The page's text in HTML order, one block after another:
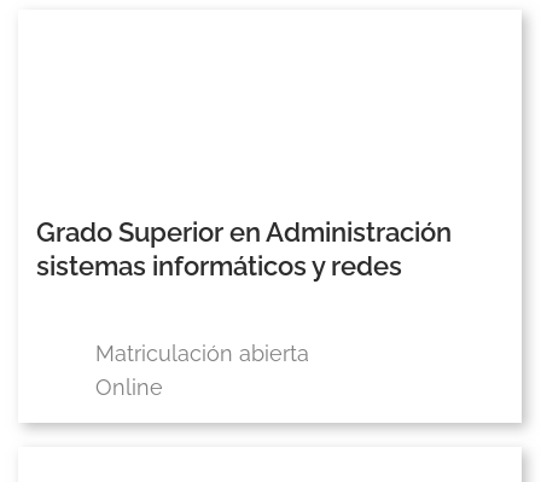
Grado Superior en Administración
sistemas informáticos y redes
Matriculación abierta
Online